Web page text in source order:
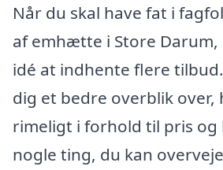
Når du skal have fat i
af emhætte i Store Darum,
idé at indhente flere
dig et bedre overblik over,
rimeligt i forhold til pris og
nogle ting, du kan